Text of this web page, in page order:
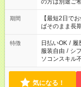
の方は別途ご
ワークはNG
期間
【最短2日で
ばそのまま長
特徴 日払いOK / 履
服装自由 / シ
ソコンスキル
気になる！